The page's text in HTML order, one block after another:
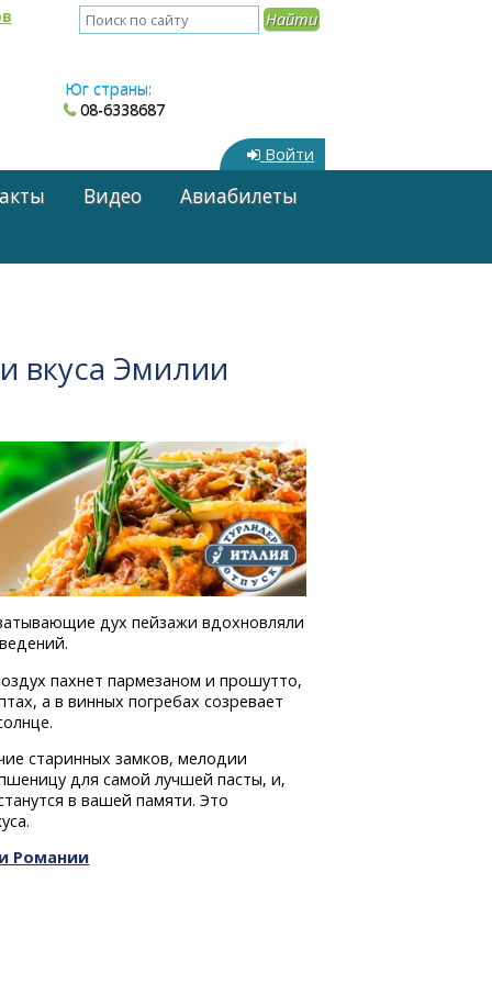
Юг страны:
08-6338687
Войти
Видео
Авиабилеты
вкуса Эмилии
дух пейзажи вдохновляли
пахнет пармезаном и прошутто,
а в винных погребах созревает
старинных замков, мелодии
для самой лучшей пасты, и,
в вашей памяти. Это
Романии